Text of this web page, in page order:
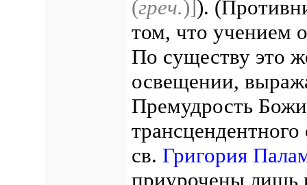
(греч.)]).
том, что учением
По существу это
освещении,
Премудрость
св. Григория
приурочены лишь